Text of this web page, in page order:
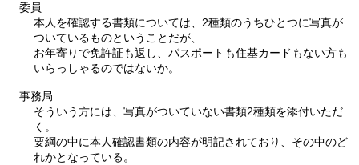
委員
本人を確認する書類については、2種類のうちひとつに写真が
ついているものということだが、
お年寄りで免許証も返し、パスポートも住基カードもない方も
いらっしゃるのではないか。
事務局
そういう方には、写真がついていない書類2種類を添付いただ
く。
要綱の中に本人確認書類の内容が明記されており、その中のど
れかとなっている。